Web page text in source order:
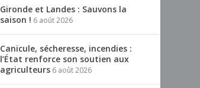
Gironde et Landes : Sauvons la
saison ! 6 août 2026
Canicule, sécheresse, incendies :
l’État renforce son soutien aux
agriculteurs 6 août 2026